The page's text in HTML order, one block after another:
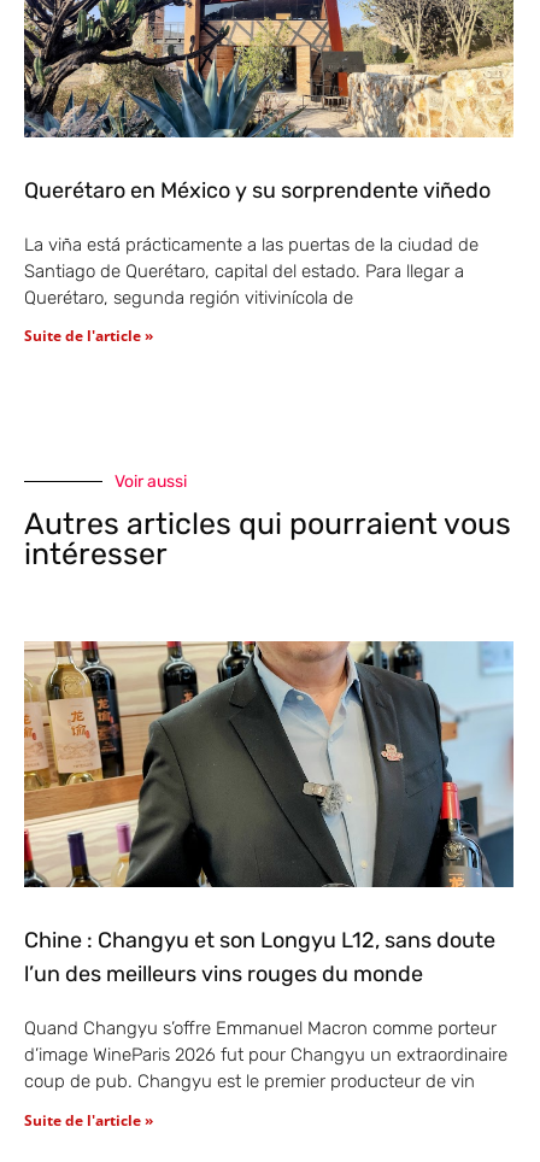
Querétaro en México y su sorprendente viñedo
La viña está prácticamente a las puertas de la ciudad de
Santiago de Querétaro, capital del estado. Para llegar a
Querétaro, segunda región vitivinícola de
Suite de l'article »
Voir aussi
Autres articles qui pourraient vous
intéresser
Chine : Changyu et son Longyu L12, sans doute
l’un des meilleurs vins rouges du monde
Quand Changyu s’offre Emmanuel Macron comme porteur
d’image WineParis 2026 fut pour Changyu un extraordinaire
coup de pub. Changyu est le premier producteur de vin
Suite de l'article »